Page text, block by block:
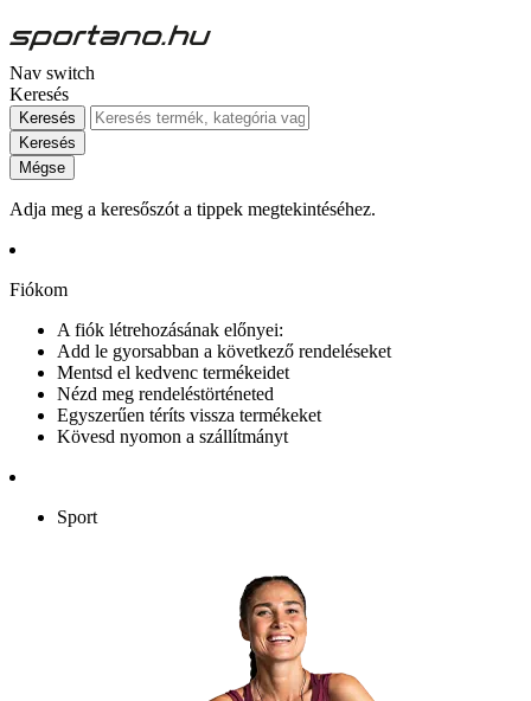
Nav switch
Keresés
Keresés
Keresés
Mégse
Adja meg a keresőszót a tippek megtekintéséhez.
Fiókom
A fiók létrehozásának előnyei:
Add le gyorsabban a következő rendeléseket
Mentsd el kedvenc termékeidet
Nézd meg rendeléstörténeted
Egyszerűen téríts vissza termékeket
Kövesd nyomon a szállítmányt
Sport